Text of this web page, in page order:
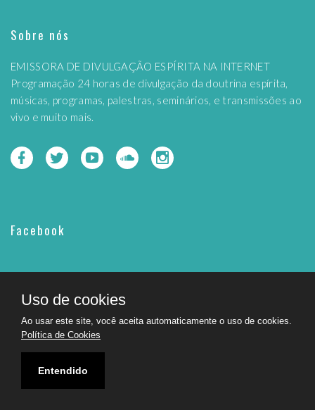
Sobre nós
EMISSORA DE DIVULGAÇÃO ESPÍRITA NA INTERNET
Programação 24 horas de divulgação da doutrina espírita,
músicas, programas, palestras, seminários, e transmissões ao
vivo e muito mais.
Facebook
Uso de cookies
Ao usar este site, você aceita automaticamente o uso de cookies.
Política de Cookies
Entendido